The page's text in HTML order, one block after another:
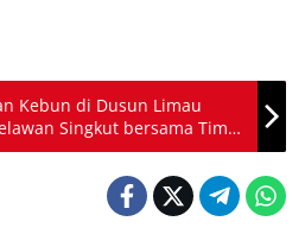
Kebun di Dusun Limau
Singkut bersama Tim
Sigap Padamkan